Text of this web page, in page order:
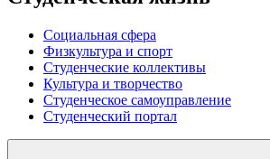
Социальная сфера
Физкультура и спорт
Студенческие коллективы
Культура и творчество
Студенческое самоуправление
Студенческий портал